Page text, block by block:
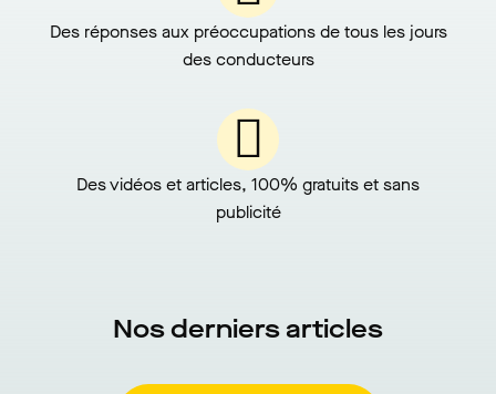
Des réponses aux préoccupations de tous les jours
des conducteurs
Des vidéos et articles, 100% gratuits et sans
publicité
Nos derniers articles